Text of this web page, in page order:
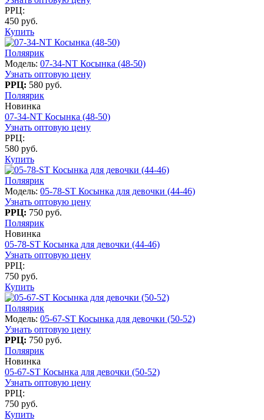
РРЦ:
450 руб.
Купить
Поляярик
Модель: 07-34-NT Косынка (48-50)
Узнать оптовую цену
РРЦ: 580 руб.
Поляярик
Новинка
07-34-NT Косынка (48-50)
Узнать оптовую цену
РРЦ:
580 руб.
Купить
Поляярик
Модель: 05-78-ST Косынка для девочки (44-46)
Узнать оптовую цену
РРЦ: 750 руб.
Поляярик
Новинка
05-78-ST Косынка для девочки (44-46)
Узнать оптовую цену
РРЦ:
750 руб.
Купить
Поляярик
Модель: 05-67-ST Косынка для девочки (50-52)
Узнать оптовую цену
РРЦ: 750 руб.
Поляярик
Новинка
05-67-ST Косынка для девочки (50-52)
Узнать оптовую цену
РРЦ:
750 руб.
Купить